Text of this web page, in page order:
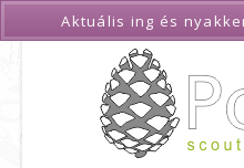
Aktuális ing és